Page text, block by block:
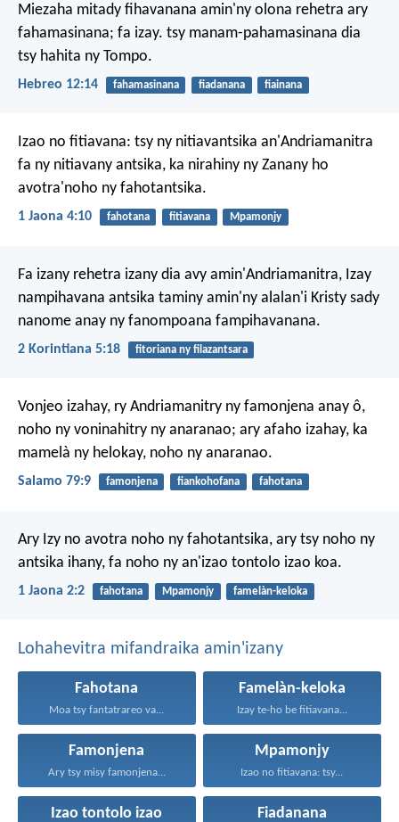
Miezaha mitady fihavanana amin'ny olona rehetra ary
fahamasinana; fa izay. tsy manam-pahamasinana dia
tsy hahita ny Tompo.
Hebreo 12:14 fahamasinana fiadanana fiainana
Izao no fitiavana: tsy ny nitiavantsika an'Andriamanitra
fa ny nitiavany antsika, ka nirahiny ny Zanany ho
avotra'noho ny fahotantsika.
1 Jaona 4:10 fahotana fitiavana Mpamonjy
Fa izany rehetra izany dia avy amin'Andriamanitra, Izay
nampihavana antsika taminy amin'ny alalan'i Kristy sady
nanome anay ny fanompoana fampihavanana.
2 Korintiana 5:18 fitoriana ny filazantsara
Vonjeo izahay, ry Andriamanitry ny famonjena anay ô,
noho ny voninahitry ny anaranao; ary afaho izahay, ka
mamelà ny helokay, noho ny anaranao.
Salamo 79:9 famonjena fiankohofana fahotana
Ary Izy no avotra noho ny fahotantsika, ary tsy noho ny
antsika ihany, fa noho ny an'izao tontolo izao koa.
1 Jaona 2:2 fahotana Mpamonjy famelàn-keloka
Lohahevitra mifandraika amin'izany
Fahotana
Moa tsy fantatrareo va...
Famelàn-keloka
Izay te-ho be fitiavana...
Famonjena
Ary tsy misy famonjena...
Mpamonjy
Izao no fitiavana: tsy...
Izao tontolo izao Fiadanana